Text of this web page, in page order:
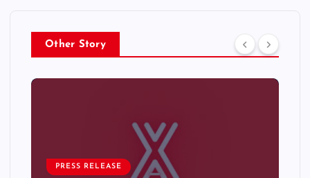
Other Story
PRESS RELEASE